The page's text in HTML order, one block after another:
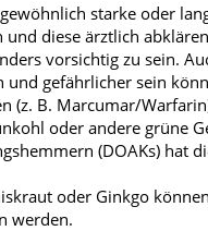
starke oder
diese ärztlich
vorsichtig zu sein.
gefährlicher sein
(z. B. Marcumar/
oder andere grüne
(DOAKs) hat
oder Ginkgo
werden.